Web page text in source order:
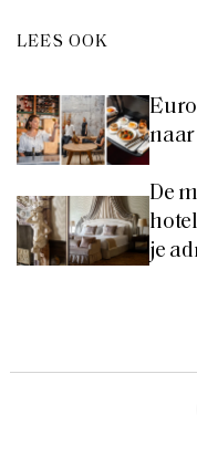
LEES OOK
De
je